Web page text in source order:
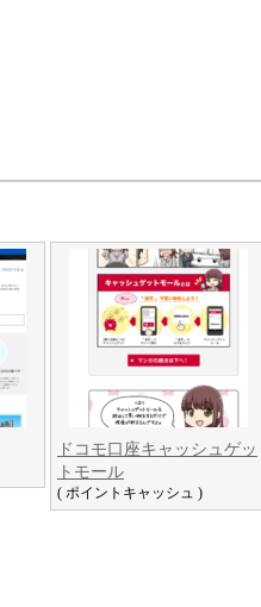
ドコモ口座キャッシュゲッ
トモール
( ポイントキャッシュ )